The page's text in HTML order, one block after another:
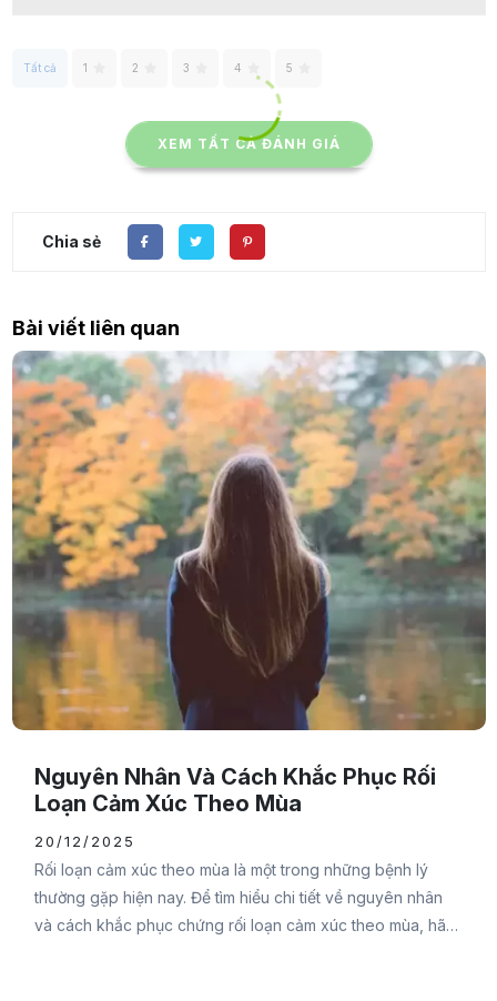
Tất cả 1 2 3 4 5
XEM TẤT CẢ ĐÁNH GIÁ
Chia sẻ
Bài viết liên quan
Nguyên Nhân Và Cách Khắc Phục Rối
Loạn Cảm Xúc Theo Mùa
20/12/2025
Rối loạn cảm xúc theo mùa là một trong những bệnh lý
thường gặp hiện nay. Để tìm hiểu chi tiết về nguyên nhân
và cách khắc phục chứng rối loạn cảm xúc theo mùa, hãy